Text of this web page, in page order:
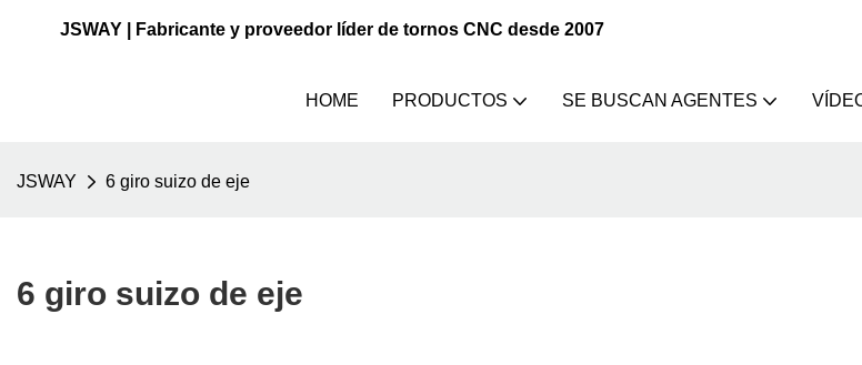
JSWAY | Fabricante y proveedor líder de tornos CNC desde 2007
HOME PRODUCTOS SE BUSCAN AGENTES
JSWAY 6 giro suizo de eje
6 giro suizo de eje